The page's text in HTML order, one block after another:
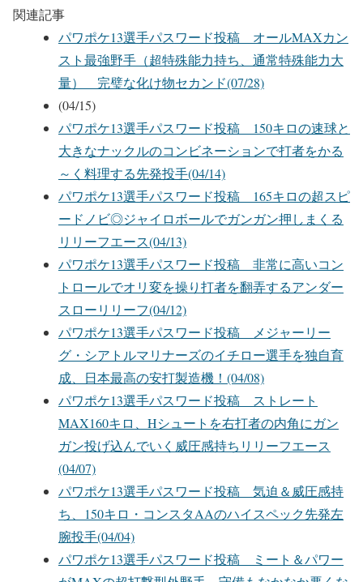
関連記事
パワポケ13選手パスワード投稿 オールMAXカン
スト最強野手（超特殊能力持ち、通常特殊能力大
量） 完璧な化け物セカンド(07/28)
(04/15)
パワポケ13選手パスワード投稿 150キロの速球と
大きなナックルのコンビネーションで打者をかる
～く料理する先発投手(04/14)
パワポケ13選手パスワード投稿 165キロの超スピ
ードノビ◎ジャイロボールでガンガン押しまくる
リリーフエース(04/13)
パワポケ13選手パスワード投稿 非常に高いコン
トロールでオリ変を操り打者を翻弄するアンダー
スローリリーフ(04/12)
パワポケ13選手パスワード投稿 メジャーリー
グ・シアトルマリナーズのイチロー選手を独自育
成、日本最高の安打製造機！(04/08)
パワポケ13選手パスワード投稿 ストレート
MAX160キロ、Hシュートを右打者の内角にガン
ガン投げ込んでいく威圧感持ちリリーフエース
(04/07)
パワポケ13選手パスワード投稿 気迫＆威圧感持
ち、150キロ・コンスタAAのハイスペック先発左
腕投手(04/04)
パワポケ13選手パスワード投稿 ミート＆パワー